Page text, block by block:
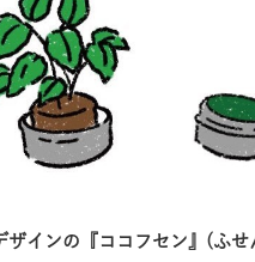
ザインの『ココフセン』(ふせ